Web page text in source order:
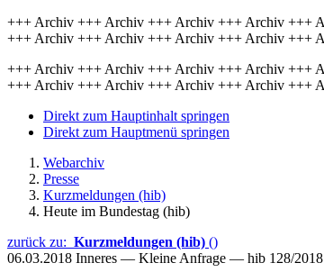
+++ Archiv +++ Archiv +++ Archiv +++ Archiv +++
+++ Archiv +++ Archiv +++ Archiv +++ Archiv +++
+++ Archiv +++ Archiv +++ Archiv +++ Archiv +++
+++ Archiv +++ Archiv +++ Archiv +++ Archiv +++
Direkt zum Hauptinhalt springen
Direkt zum Hauptmenü springen
Webarchiv
Presse
Kurzmeldungen (hib)
Heute im Bundestag (hib)
zurück zu: Kurzmeldungen (hib) ()
06.03.2018 Inneres — Kleine Anfrage — hib 128/2018